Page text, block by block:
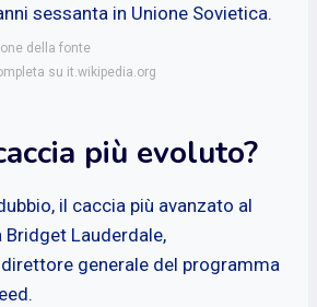
sessanta in Unione Sovietica.
della fonte
su it.wikipedia.org
più evoluto?
il caccia più avanzato al
Lauderdale,
generale del programma